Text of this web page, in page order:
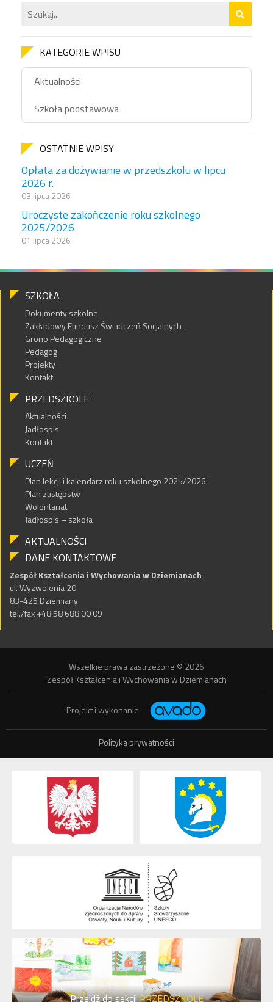
KATEGORIE WPISU
Aktualności
Szkoła podstawowa
OSTATNIE WPISY
Opłata za dożywianie w przedszkolu w lipcu
2026 r.
03 lipca 2026
Uroczyste zakończenie roku szkolnego
2025/2026
01 lipca 2026
SZKOŁA
Dokumenty szkolne
Zakładowy Fundusz Świadczeń Socjalnych
Grono Pedagogiczne
Pedagog
Projekty
Kontakt
PRZEDSZKOLE
Aktualności
Jadłospis
Kontakt
UCZEŃ
Plan lekcji i kalendarz roku szkolnego 2025/2026
Plan zastępstw
Wolontariat
Jadłospis – szkoła
AKTUALNOŚCI
DANE KONTAKTOWE
Zespół Kształcenia i Wychowania w Dziemianach
ul. Wyzwolenia 20
83-425 Dziemiany
tel./fax +48 58 688 00 09
Wszelkie prawa zastrzeżone © 2026
Zespół Kształcenia i Wychowania w Dziemianach
Projekt i wykonanie:
Polityka prywatności
Przejdź do sekcjiPRZEDSZKOLE